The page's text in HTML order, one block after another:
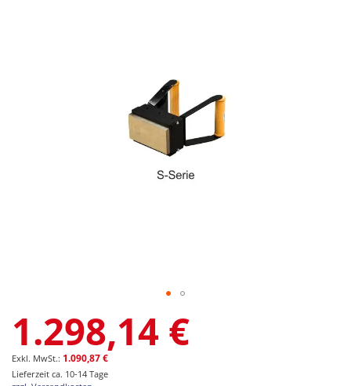
Anfang
der
Bildgalerie
springen
1.298,14 €
1.090,87 €
Lieferzeit ca. 10-14 Tage